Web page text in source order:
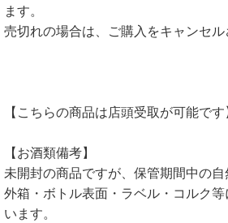
ます。
売切れの場合は、ご購入をキャンセ
【こちらの商品は店頭受取が可能です
【お酒類備考】
未開封の商品ですが、保管期間中の自
外箱・ボトル表面・ラベル・コルク
います。